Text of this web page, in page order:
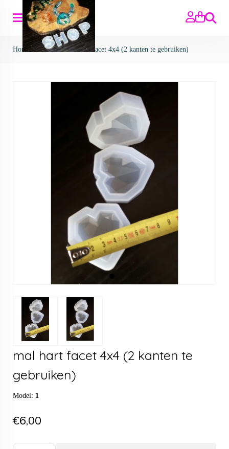
Zoeken
Home>Mallen>mal hart facet 4x4 (2 kanten te gebruiken)
mal hart facet 4x4 (2 kanten te
gebruiken)
Model: 1
€6,00